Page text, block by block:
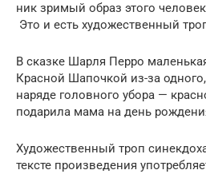
ник зри­мый образ это­го
Это и есть худо­же­ствен­ный
В сказ­ке Шарля Перро
Красной Шапочкой из-за
наря­де голов­но­го убо­ра —
пода­ри­ла мама на день
Художественный троп
тек­сте про­из­ве­де­ния